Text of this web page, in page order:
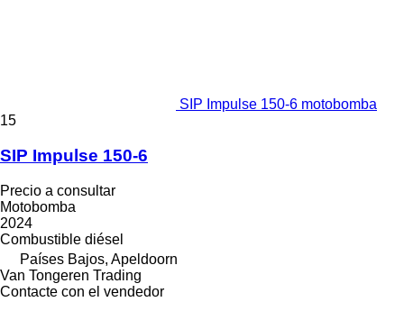
SIP Impulse 150-6 motobomba
15
SIP Impulse 150-6
Precio a consultar
Motobomba
2024
Combustible diésel
Países Bajos, Apeldoorn
Van Tongeren Trading
Contacte con el vendedor